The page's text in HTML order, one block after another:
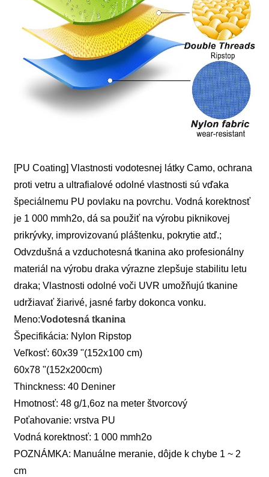
[PU Coating] Vlastnosti vodotesnej látky Camo, ochrana
proti vetru a ultrafialové odolné vlastnosti sú vďaka
špeciálnemu PU povlaku na povrchu. Vodná korektnosť
je 1 000 mmh2o, dá sa použiť na výrobu piknikovej
prikrývky, improvizovanú pláštenku, pokrytie atď.;
Odvzdušná a vzduchotesná tkanina ako profesionálny
materiál na výrobu draka výrazne zlepšuje stabilitu letu
draka; Vlastnosti odolné voči UVR umožňujú tkanine
udržiavať žiarivé, jasné farby dokonca vonku.
Meno:Vodotesná tkanina
Špecifikácia: Nylon Ripstop
Veľkosť: 60x39 "(152x100 cm)
60x78 "(152x200cm)
Thinckness: 40 Deniner
Hmotnosť: 48 g/1,6oz na meter štvorcový
Poťahovanie: vrstva PU
Vodná korektnosť: 1 000 mmh2o
POZNÁMKA: Manuálne meranie, dôjde k chybe 1 ~ 2
cm